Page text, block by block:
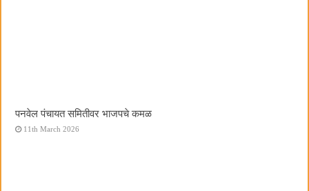
पनवेल पंचायत समितीवर भाजपचे कमळ
11th March 2026